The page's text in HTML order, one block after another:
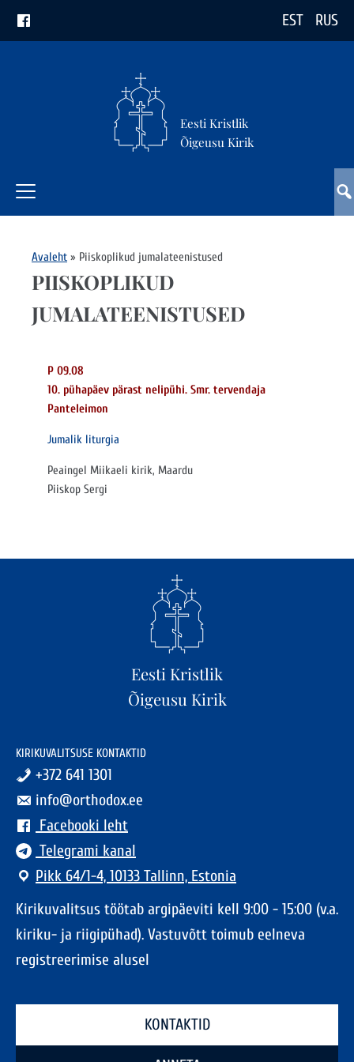
EST RUS
Eesti Kristlik
Õigeusu Kirik
Avaleht » Piiskoplikud jumalateenistused
PIISKOPLIKUD
JUMALATEENISTUSED
P 09.08
10. pühapäev pärast nelipühi. Smr. tervendaja
Panteleimon
Jumalik liturgia
Peaingel Miikaeli kirik, Maardu
Piiskop Sergi
Eesti Kristlik
Õigeusu Kirik
KIRIKUVALITSUSE KONTAKTID
+372 641 1301
info@orthodox.ee
Facebooki leht
Telegrami kanal
Pikk 64/1-4, 10133 Tallinn, Estonia
Kirikuvalitsus töötab argipäeviti kell 9:00 - 15:00 (v.a.
kiriku- ja riigipühad). Vastuvõtt toimub eelneva
registreerimise alusel
KONTAKTID